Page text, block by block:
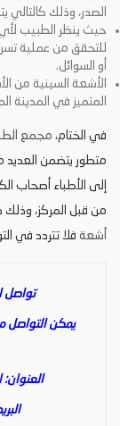
الصدر، وذلك كالتالي
حيث ينظر الطبيب
للتحقق من عملية
أو السوائل.
الأشعة السينية من
المتميز في المدينة
في الختام، مجمع
متطور يتضمن العديد
إلى الأطباء أصحاب
من قبل المركز،
أشعة فلا تتردد في
تواصل
يمكن التواصل
العنوان: